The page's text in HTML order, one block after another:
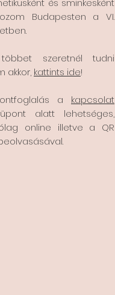
és sminkesként
Budapesten a VI.
szeretnél tudni
akkor, kattints ide!
a kapcsolat
alatt lehetséges,
online illetve a QR